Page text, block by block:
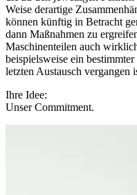
Weise derartige
können künftig in Betracht
dann Maßnahmen zu
Maschinenteilen auch
beispielsweise ein
letzten Austausch vergangen
Ihre Idee:
Unser Commitment.